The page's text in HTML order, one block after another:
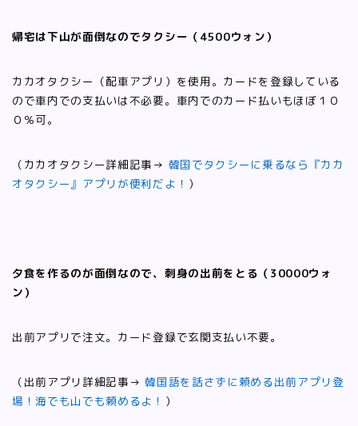
帰宅は下山が面倒なのでタクシー（4500ウォン）
カカオタクシー（配車アプリ）を使用。カードを登録している
ので車内での支払いは不必要。車内でのカード払いもほぼ１０
０％可。
（カカオタクシー詳細記事→ 韓国でタクシーに乗るなら『カカ
オタクシー』アプリが便利だよ！ ）
夕食を作るのが面倒なので、刺身の出前をとる（30000ウォ
ン）
出前アプリで注文。カード登録で玄関支払い不要。
（出前アプリ詳細記事→韓国語を話さずに頼める出前アプリ登
場！海でも山でも頼めるよ！ ）